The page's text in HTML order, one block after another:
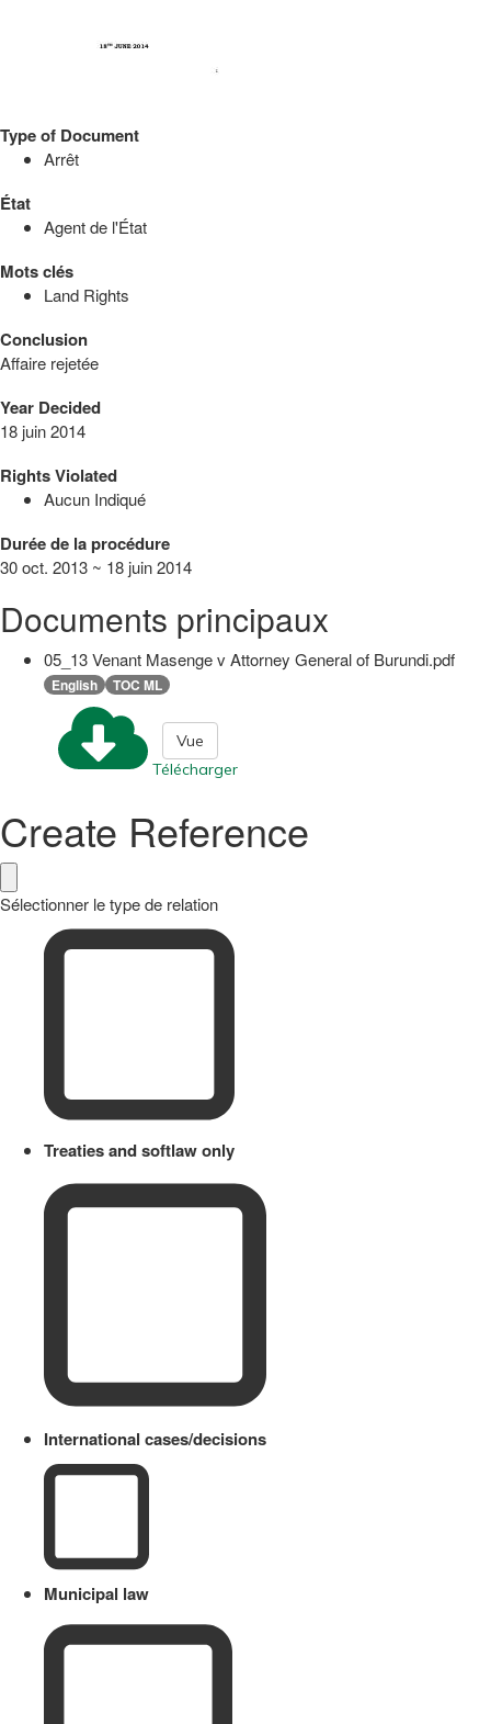
Type of Document
Arrêt
État
Agent de l'État
Mots clés
Land Rights
Conclusion
Affaire rejetée
Year Decided
18 juin 2014
Rights Violated
Aucun Indiqué
Durée de la procédure
30 oct. 2013 ~ 18 juin 2014
Documents principaux
05_13 Venant Masenge v Attorney General of Burundi.pdf
English TOC ML
Télécharger
Vue
Create Reference
Sélectionner le type de relation
Treaties and softlaw only
International cases/decisions
Municipal law